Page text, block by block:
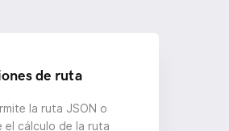
de ruta
la ruta JSON o
el cálculo de la ruta